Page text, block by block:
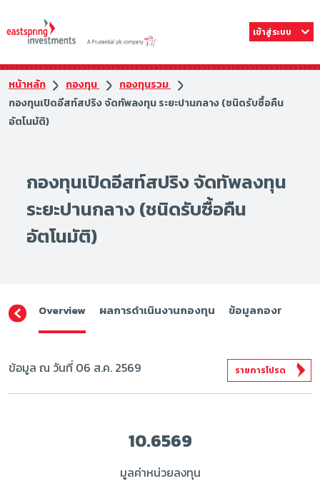
เข้าสู่ระบบ
หน้าหลัก กองทุน
กองทุนรวม
กองทุนเปิดอีสท์สปริง จัดทัพลงทุน ระยะปานกลาง (ชนิดรับซื้อคืน
อัตโนมัติ)
กองทุนเปิดอีสท์สปริง จัดทัพลงทุน
ระยะปานกลาง (ชนิดรับซื้อคืน
อัตโนมัติ)
Overview ผลการดำเนินงานกองทุน ข้อมูลกองทุน
ข้อมูล ณ วันที่ 06 ส.ค. 2569 รายการโปรด
10.6569
มูลค่าหน่วยลงทุน